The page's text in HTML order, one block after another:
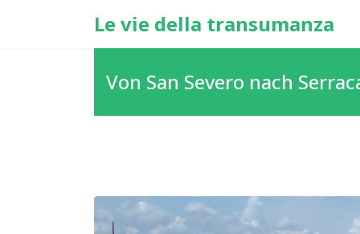
Le vie della transumanza
Von San Severo nach